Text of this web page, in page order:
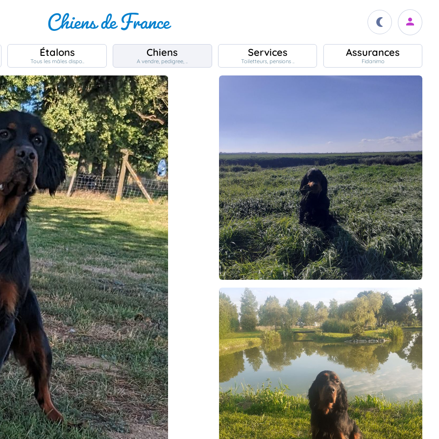
Étalons
Tous les mâles dispo..
Chiens
A vendre, pedigree, ..
Services
Toiletteurs, pensions ..
Assurances
Fidanimo